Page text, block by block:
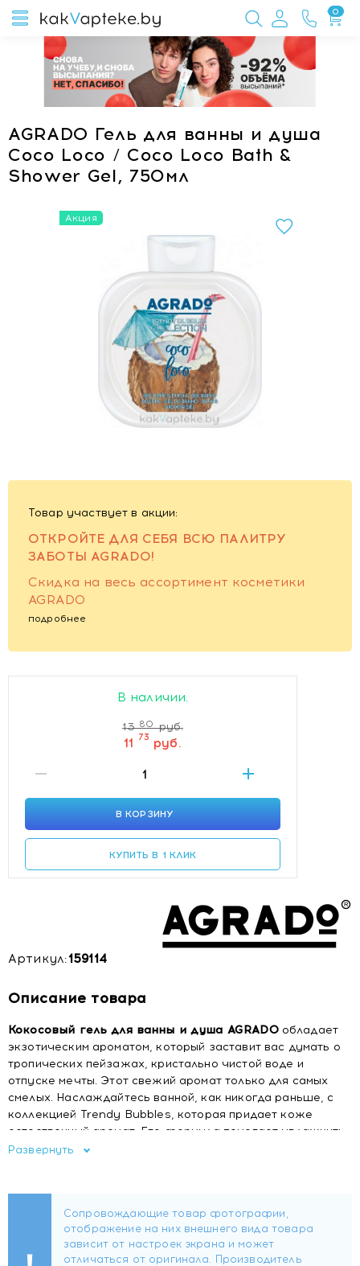
0
AGRADO Гель для ванны и душа
Coco Loco / Coco Loco Bath &
Shower Gel, 750мл
Акция
Товар участвует в акции:
ОТКРОЙТЕ ДЛЯ СЕБЯ ВСЮ ПАЛИТРУ
ЗАБОТЫ AGRADO!
Скидка на весь ассортимент косметики
AGRADO
подробнее
В наличии.
13 80 руб.
11 73 руб.
В КОРЗИНУ
КУПИТЬ В 1 КЛИК
Артикул:159114
Описание товара
Кокосовый гель для ванны и душа AGRADOобладает
экзотическим ароматом, который заставит вас думать о
тропических пейзажах, кристально чистой воде и
отпуске мечты. Этот свежий аромат только для самых
смелых. Наслаждайтесь ванной, как никогда раньше, с
коллекцией Trendy Bubbles, которая придает коже
естественный аромат. Его формула помогает увлажнить
кожу.
Ph нейтральный
Дерматологически протестировано
Развернуть